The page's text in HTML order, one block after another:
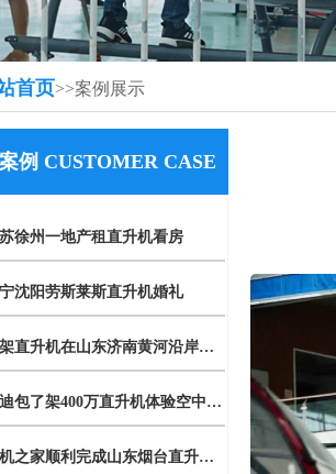
首页>>案例展示
例 CUSTOMER CASE
徐州一地产租直升机看房
沈阳劳斯莱斯直升机婚礼
一架直升机在山东济南黄河沿岸附近开展农林喷洒
奥迪包了架400万直升机体验空中飞行
飞机之家顺利完成山东烟台直升机航测